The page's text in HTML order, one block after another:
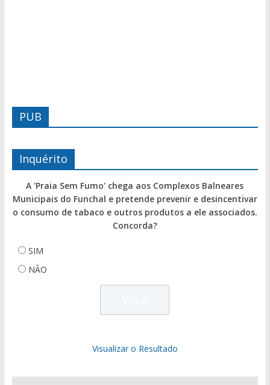
PUB
Inquérito
A 'Praia Sem Fumo' chega aos Complexos Balneares
Municipais do Funchal e pretende prevenir e desincentivar
o consumo de tabaco e outros produtos a ele associados.
Concorda?
SIM
NÃO
Visualizar o Resultado